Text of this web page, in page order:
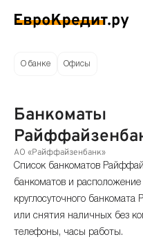
О банке Офисы
Банкоматы
АО «Райффайзенбанк»
Список банкоматов
банкоматов и
круглосуточного
или снятия наличных без
телефоны, часы работы.